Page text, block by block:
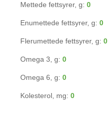
Mettede fettsyrer, g: 0
Enumettede fettsyrer, g: 0
Flerumettede fettsyrer, g: 0
Omega 3, g: 0
Omega 6, g: 0
Kolesterol, mg: 0